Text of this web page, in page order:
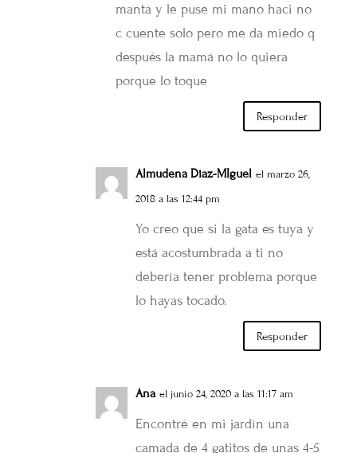
manta y le puse mi mano haci no
c cuente solo pero me da miedo q
después la mamá no lo quiera
porque lo toque
Responder
Almudena Diaz-MIguel el marzo 26,
2018 a las 12:44 pm
Yo creo que si la gata es tuya y
está acostumbrada a ti no
debería tener problema porque
lo hayas tocado.
Responder
Ana el junio 24, 2020 a las 11:17 am
Encontré en mi jardín una
camada de 4 gatitos de unas 4-5